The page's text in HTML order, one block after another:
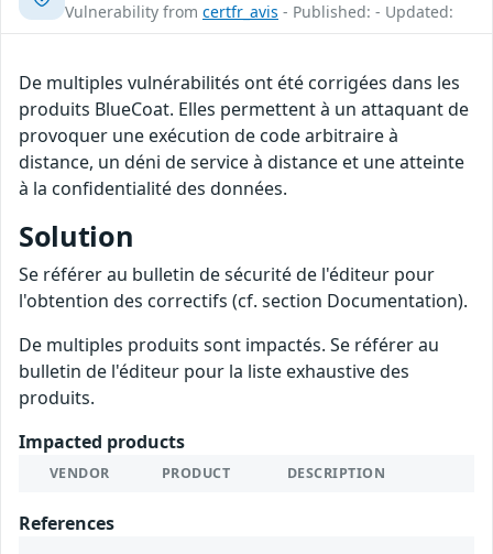
Vulnerability from certfr_avis - Published: - Updated:
De multiples vulnérabilités ont été corrigées dans les
produits BlueCoat. Elles permettent à un attaquant de
provoquer une exécution de code arbitraire à
distance, un déni de service à distance et une atteinte
à la confidentialité des données.
Solution
Se référer au bulletin de sécurité de l'éditeur pour
l'obtention des correctifs (cf. section Documentation).
De multiples produits sont impactés. Se référer au
bulletin de l'éditeur pour la liste exhaustive des
produits.
Impacted products
VENDOR PRODUCT DESCRIPTION
References